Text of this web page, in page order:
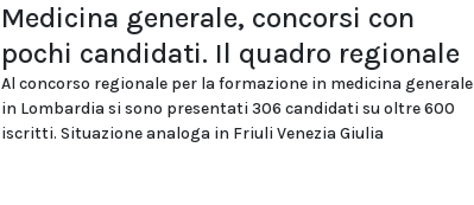
Medicina generale, concorsi con
pochi candidati. Il quadro regionale
Al concorso regionale per la formazione in medicina generale
in Lombardia si sono presentati 306 candidati su oltre 600
iscritti. Situazione analoga in Friuli Venezia Giulia